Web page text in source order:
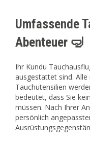
Umfassende
Abenteuer 🤿
Ihr Kundu
ausgestattet sind.
Tauchutensilien
bedeutet, dass Sie
müssen. Nach Ihrer
persönlich